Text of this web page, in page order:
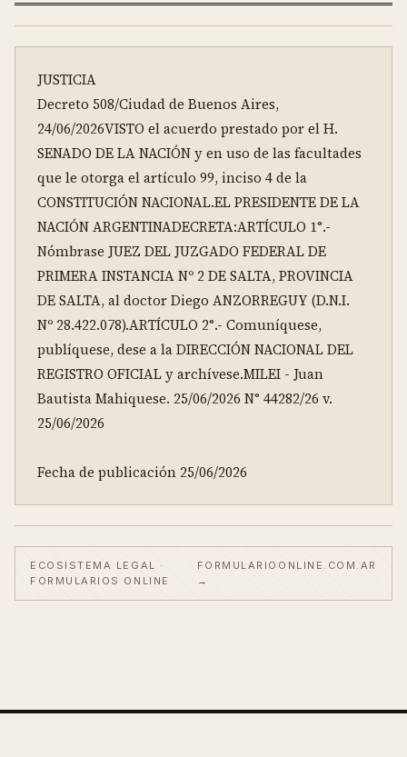
JUSTICIA
Decreto 508/Ciudad de Buenos Aires,
24/06/2026VISTO el acuerdo prestado por el H.
SENADO DE LA NACIÓN y en uso de las facultades
que le otorga el artículo 99, inciso 4 de la
CONSTITUCIÓN NACIONAL.EL PRESIDENTE DE LA
NACIÓN ARGENTINADECRETA:ARTÍCULO 1°.-
Nómbrase JUEZ DEL JUZGADO FEDERAL DE
PRIMERA INSTANCIA Nº 2 DE SALTA, PROVINCIA
DE SALTA, al doctor Diego ANZORREGUY (D.N.I.
Nº 28.422.078).ARTÍCULO 2°.- Comuníquese,
publíquese, dese a la DIRECCIÓN NACIONAL DEL
REGISTRO OFICIAL y archívese.MILEI - Juan
Bautista Mahiquese. 25/06/2026 N° 44282/26 v.
25/06/2026
Fecha de publicación 25/06/2026
ECOSISTEMA LEGAL ·
FORMULARIOS ONLINE
FORMULARIOONLINE.COM.AR
→